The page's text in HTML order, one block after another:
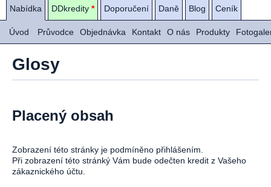
Nabídka DDkredity * Doporučení Daně Blog Ceník
Úvod Průvodce Objednávka Kontakt O nás Produkty
Glosy
Placený obsah
Zobrazení této stránky je podmíněno přihlášením.
Při zobrazení této stránký Vám bude odečten kredit z Vašeho
zákaznického účtu.